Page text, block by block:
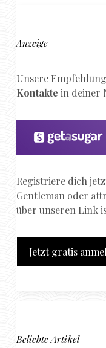
Anzeige
Unsere
Kontakte in deiner
Registriere dich
Gentleman oder
über unseren Link
Jetzt gratis
Beliebte Artikel